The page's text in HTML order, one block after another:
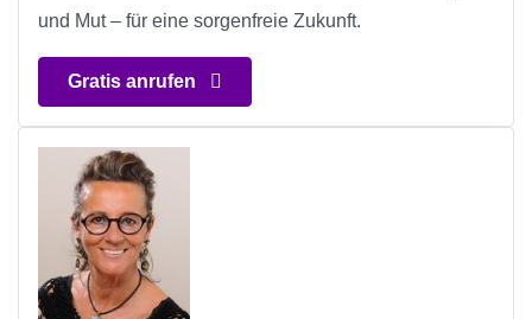
und Mut – für eine sorgenfreie Zukunft.
Gratis anrufen